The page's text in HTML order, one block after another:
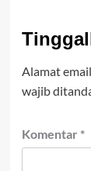
Alamat
wajib
Komentar *